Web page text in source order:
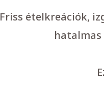
Friss ételkreációk,
hatalmas